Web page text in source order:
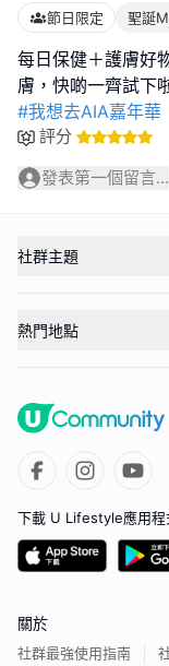
節日限定 聖誕
每日保健＋護膚好
#我想去AIA嘉年華
評分
發表第一個留言...
社群主題
熱門地點
下載 U Lifestyle應用程
關於
社群最強使用指南